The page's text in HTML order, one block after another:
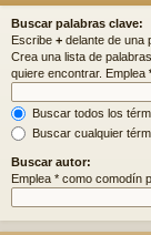
do
s
Buscar palabras clave:
Escribe + delante de una
Crea una lista de
quiere encontrar. Emplea
Buscar todos los
Buscar cualquier
Buscar autor:
Emplea * como comodín